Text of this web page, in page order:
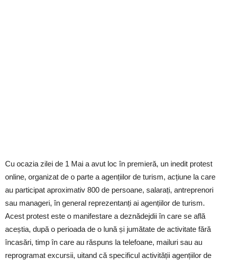
Cu ocazia zilei de 1 Mai a avut loc în premieră, un inedit protest
online, organizat de o parte a agențiilor de turism, acțiune la care
au participat aproximativ 800 de persoane, salarați, antreprenori
sau manageri, în general reprezentanți ai agențiilor de turism.
Acest protest este o manifestare a deznădejdii în care se află
aceștia, după o perioada de o lună și jumătate de activitate fără
încasări, timp în care au răspuns la telefoane, mailuri sau au
reprogramat excursii, uitand că specificul activității agențiilor de